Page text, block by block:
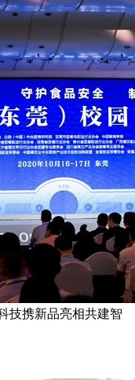
技携新品亮相共建智